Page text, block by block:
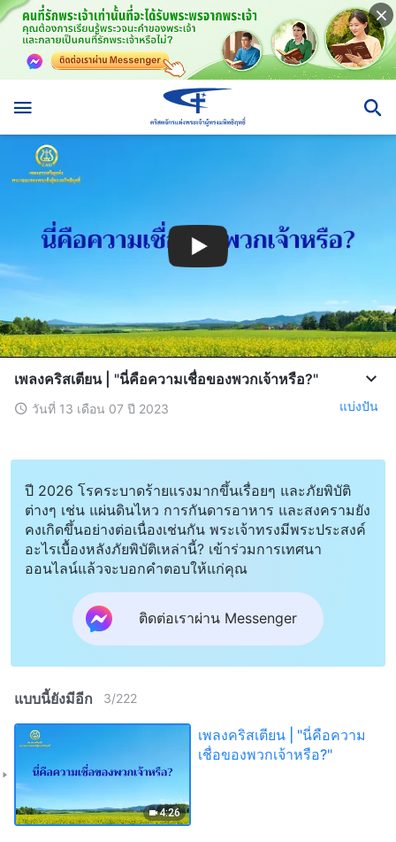
เพลงคริสเตียน | "นี่คือความเชื่อของพวกเจ้าหรือ?"
วันที่ 13 เดือน 07 ปี 2023 แบ่งปัน
ปี 2026 โรคระบาดร้ายแรงมากขึ้นเรื่อยๆ และภัยพิบัติ
ต่างๆ เช่น แผ่นดินไหว การกันดารอาหาร และสงครามยัง
คงเกิดขึ้นอย่างต่อเนื่องเช่นกัน พระเจ้าทรงมีพระประสงค์
อะไรเบื้องหลังภัยพิบัติเหล่านี้? เข้าร่วมการเทศนา
ออนไลน์แล้วจะบอกคำตอบให้แก่คุณ
ติดต่อเราผ่าน Messenger
แบบนี้ยังมีอีก 3/222
4:26
เพลงคริสเตียน | "นี่คือความ
เชื่อของพวกเจ้าหรือ?"